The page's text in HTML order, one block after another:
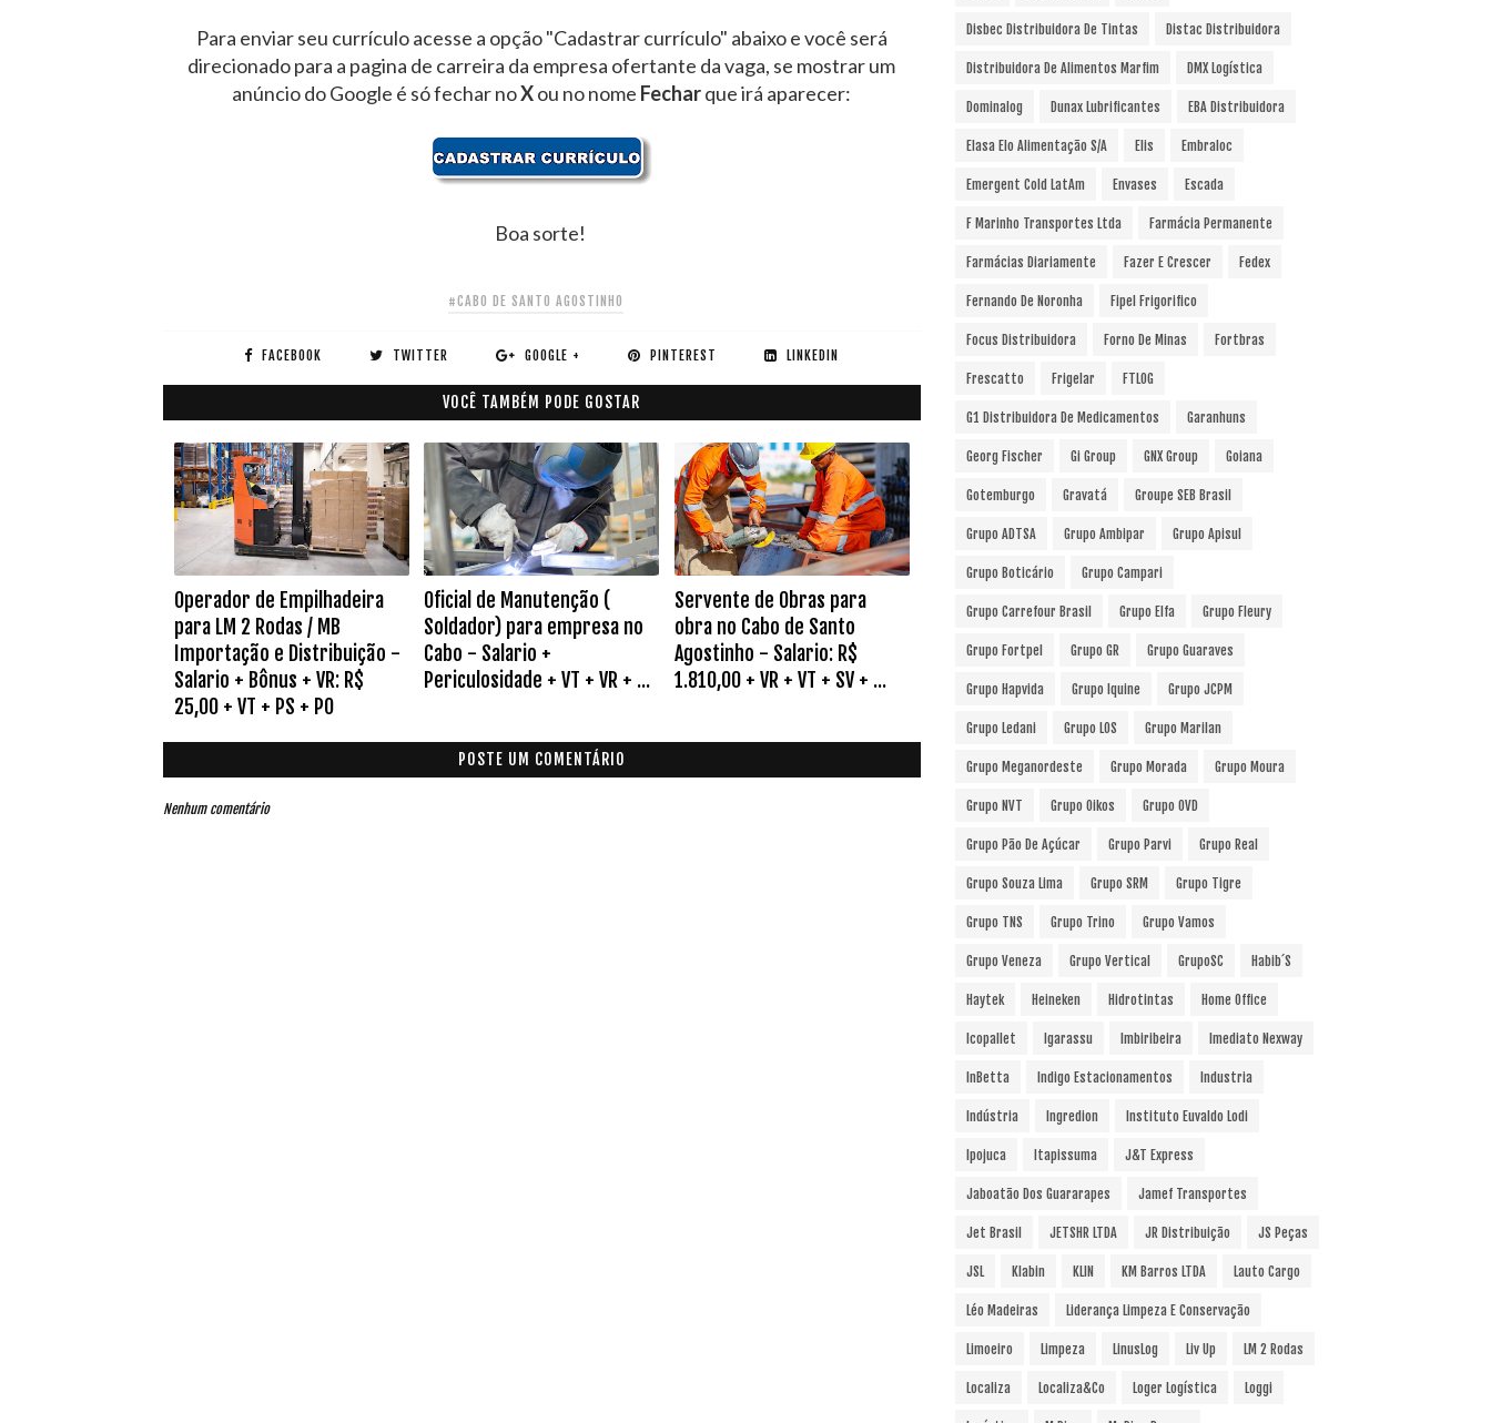
Para enviar seu currículo acesse a opção "Cadastrar currículo" abaixo e você será
direcionado para a pagina de carreira da empresa ofertante da vaga, se mostrar um
anúncio do Google é só fechar noXou no nome Fecharque irá aparecer:
Boa sorte!
#CABO DE SANTO AGOSTINHO
FACEBOOK TWITTER GOOGLE + PINTEREST LINKEDIN
VOCÊ TAMBÉM PODE GOSTAR
Operador de Empilhadeira
para LM 2 Rodas / MB
Importação e Distribuição -
Salario + Bônus + VR: R$
25,00 + VT + PS + PO
Oficial de Manutenção (
Soldador) para empresa no
Cabo - Salario +
Periculosidade + VT + VR + ...
Servente de Obras para
obra no Cabo de Santo
Agostinho - Salario: R$
1.810,00 + VR + VT + SV + ...
POSTE UM COMENTÁRIO
Nenhum comentário
Disbec Distribuidora De Tintas Distac Distribuidora
Distribuidora De Alimentos Marfim DMX Logística
Dominalog Dunax Lubrificantes EBA Distribuidora
Elasa Elo Alimentação S/A Elis Embraloc
Emergent Cold LatAm Envases Escada
F Marinho Transportes Ltda Farmácia Permanente
Farmácias Diariamente Fazer E Crescer Fedex
Fernando De Noronha Fipel Frigorifico
Focus Distribuidora Forno De Minas Fortbras
Frescatto Frigelar FTLOG
G1 Distribuidora De Medicamentos Garanhuns
Georg Fischer Gi Group GNX Group Goiana
Gotemburgo Gravatá Groupe SEB Brasil
Grupo ADTSA Grupo Ambipar Grupo Apisul
Grupo Boticário Grupo Campari
Grupo Carrefour Brasil Grupo Elfa Grupo Fleury
Grupo Fortpel Grupo GR Grupo Guaraves
Grupo Hapvida Grupo Iquine Grupo JCPM
Grupo Ledani Grupo LOS Grupo Marilan
Grupo Meganordeste Grupo Morada Grupo Moura
Grupo NVT Grupo Oikos Grupo OVD
Grupo Pão De Açúcar Grupo Parvi Grupo Real
Grupo Souza Lima Grupo SRM Grupo Tigre
Grupo TNS Grupo Trino Grupo Vamos
Grupo Veneza Grupo Vertical GrupoSC Habib´s
Haytek Heineken Hidrotintas Home Office
Icopallet Igarassu Imbiribeira Imediato Nexway
InBetta Indigo Estacionamentos Industria
Indústria Ingredion Instituto Euvaldo Lodi
Ipojuca Itapissuma J&T Express
Jaboatão Dos Guararapes Jamef Transportes
Jet Brasil JETSHR LTDA JR Distribuição JS Peças
JSL Klabin KLIN KM Barros LTDA Lauto Cargo
Léo Madeiras Liderança Limpeza E Conservação
Limoeiro Limpeza LinusLog Liv Up LM 2 Rodas
Localiza Localiza&Co Loger Logística Loggi